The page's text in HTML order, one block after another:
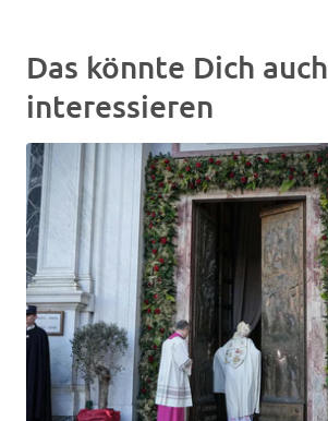
Das könnte Dich auch
interessieren